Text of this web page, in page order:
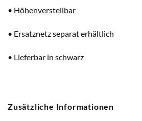
• Höhenverstellbar
• Ersatznetz separat erhältlich
• Lieferbar in schwarz
Zusätzliche Informationen